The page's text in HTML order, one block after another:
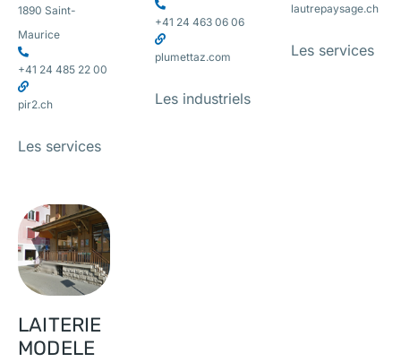
1890 Saint-
Maurice
+41 24 485 22 00
pir2.ch
Les services
+41 24 463 06 06
plumettaz.com
Les industriels
lautrepaysage.ch
Les services
LAITERIE
MODELE